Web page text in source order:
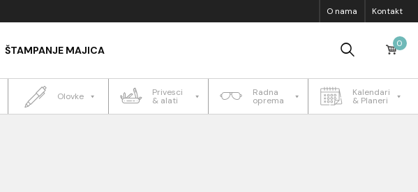
O nama Kontakt
ŠTAMPANJE MAJICA
0
Olovke Privesci
& alati
Radna
oprema
Kalendari
& Planeri